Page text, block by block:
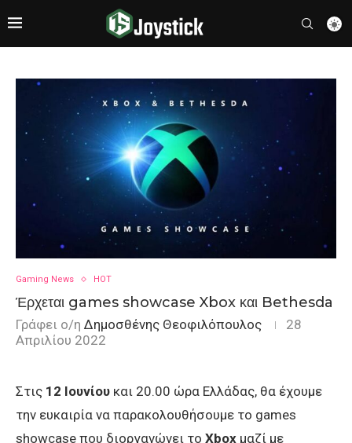
Gaming News HOT
Έρχεται games showcase Xbox και Bethesda
Γράφει ο/η Δημοσθένης Θεοφιλόπουλος
28
Απριλίου 2022
Στις 12 Ιουνίου και 20.00 ώρα Ελλάδας, θα έχουμε
την ευκαιρία να παρακολουθήσουμε το games
showcase που διοργανώνει το Xbox μαζί με